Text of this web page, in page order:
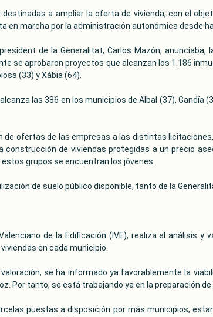
a ampliar la oferta de vivienda, con el
en marcha por la administración autonómica desde
de la Generalitat, Carlos Mazón,
se aprobaron proyectos que alcanzan los 1.186
(33) y Xàbia (64).
las 386 en los municipios de Albal (37),
ofertas de las empresas a las distintas
de viviendas protegidas a un precio
grupos se encuentran los jóvenes.
de suelo público disponible, tanto de la
de la Edificación (IVE), realiza el análisis
en cada municipio.
se ha informado ya favorablemente la
Por tanto, se está trabajando ya en la preparación
puestas a disposición por más municipios,